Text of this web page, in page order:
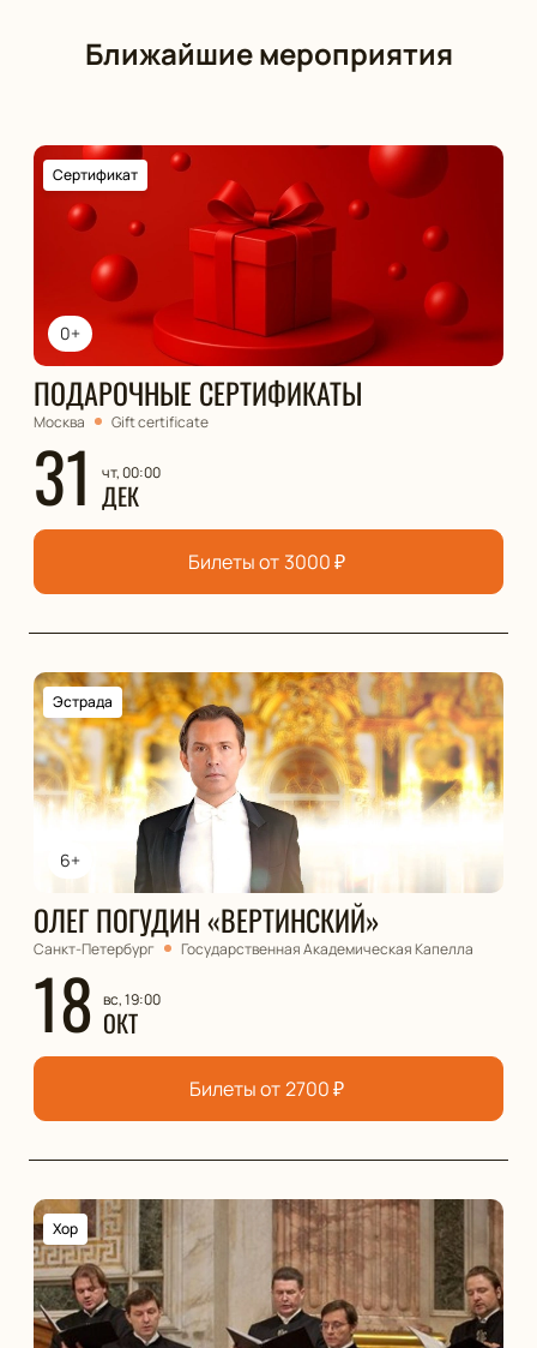
Ближайшие мероприятия
0+
Сертификат
ПОДАРОЧНЫЕ СЕРТИФИКАТЫ
Москва Gift certificate
31 чт, 00:00
ДЕК
Билеты от 3000₽
6+
Эстрада
ОЛЕГ ПОГУДИН «ВЕРТИНСКИЙ»
Санкт-Петербург Государственная Академическая Капелла
18 вс, 19:00
ОКТ
Билеты от 2700₽
Хор